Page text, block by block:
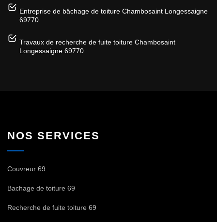
Entreprise de bâchage de toiture Chambosaint Longessaigne
69770
Travaux de recherche de fuite toiture Chambosaint
Longessaigne 69770
NOS SERVICES
Couvreur 69
Bachage de toiture 69
Recherche de fuite toiture 69